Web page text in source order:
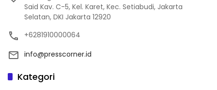
Said Kav. C-5, Kel. Karet, Kec. Setiabudi, Jakarta
Selatan, DKI Jakarta 12920
+6281910000064
info@presscorner.id
Kategori